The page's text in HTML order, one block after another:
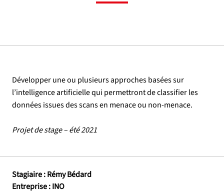
Développer une ou plusieurs approches basées sur
l’intelligence artificielle qui permettront de classifier les
données issues des scans en menace ou non-menace.
Projet de stage – été 2021
Stagiaire : Rémy Bédard
Entreprise : INO